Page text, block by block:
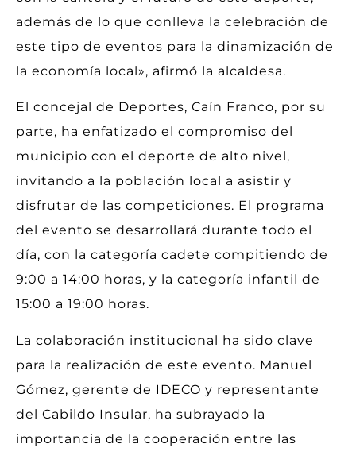
además de lo que conlleva la celebración de
este tipo de eventos para la dinamización de
la economía local», afirmó la alcaldesa.
El concejal de Deportes, Caín Franco, por su
parte, ha enfatizado el compromiso del
municipio con el deporte de alto nivel,
invitando a la población local a asistir y
disfrutar de las competiciones. El programa
del evento se desarrollará durante todo el
día, con la categoría cadete compitiendo de
9:00 a 14:00 horas, y la categoría infantil de
15:00 a 19:00 horas.
La colaboración institucional ha sido clave
para la realización de este evento. Manuel
Gómez, gerente de IDECO y representante
del Cabildo Insular, ha subrayado la
importancia de la cooperación entre las